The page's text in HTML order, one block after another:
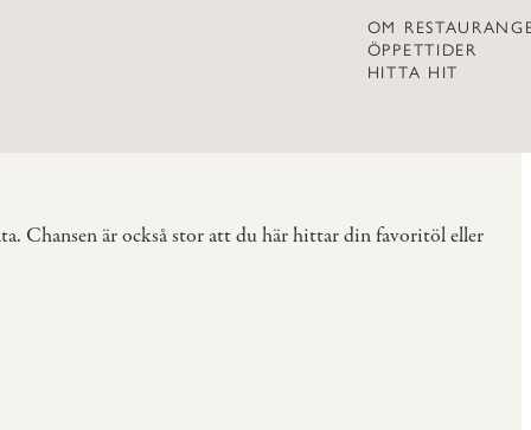
OM
ÖPPETTIDER
HITTA HIT
Chansen är också stor att du här hittar din favoritöl eller